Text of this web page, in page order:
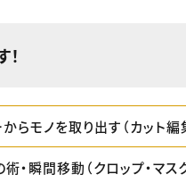
らモノを取り出す（カット編
・瞬間移動（クロップ・マス